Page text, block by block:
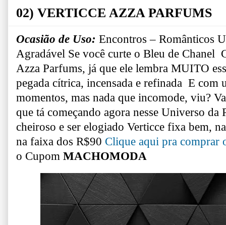
02) VERTICCE AZZA PARFUMS
Ocasião de Uso: Encontros – Românticos
Agradável Se você curte o Bleu de Chanel
Azza Parfums, já que ele lembra MUITO
pegada cítrica, incensada e refinada E com
momentos, mas nada que incomode, viu?
que tá começando agora nesse Universo da
cheiroso e ser elogiado Verticce fixa bem,
na faixa dos R$90 Clique aqui pra comprar
o Cupom MACHOMODA